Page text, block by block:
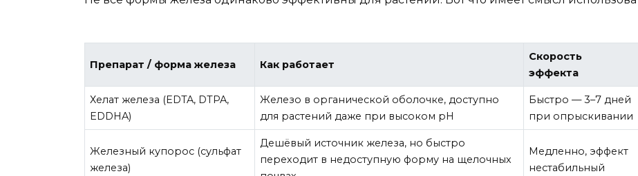
Препарат / форма железа Как работает
Скорость
эффекта
Хелат железа (EDTA, DTPA,
EDDHA)
Железо в органической оболочке, доступно
для растений даже при высоком pH
Быстро — 3–7 дней
при опрыскивании
Железный купорос (сульфат
железа)
Дешёвый источник железа, но быстро
переходит в недоступную форму на щелочных
Медленно, эффект
нестабильный